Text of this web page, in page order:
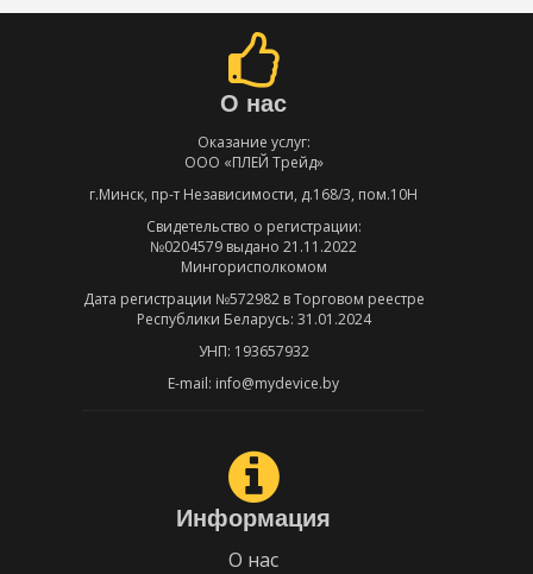
О нас
Оказание услуг:
ООО «ПЛЕЙ Трейд»
г.Минск, пр-т Независимости, д.168/3, пом.10Н
Свидетельство о регистрации:
№0204579 выдано 21.11.2022
Мингорисполкомом
Дата регистрации №572982 в Торговом реестре
Республики Беларусь: 31.01.2024
УНП: 193657932
E-mail: info@mydevice.by
Информация
О нас